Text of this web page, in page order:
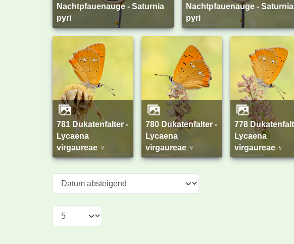
Nachtpfauenauge - Saturnia
pyri
Nachtpfauenauge - Saturnia
pyri
781 Dukatenfalter -
Lycaena
virgaureae ♀
780 Dukatenfalter -
Lycaena
virgaureae ♀
778 Dukatenfalter -
Lycaena
virgaureae ♀